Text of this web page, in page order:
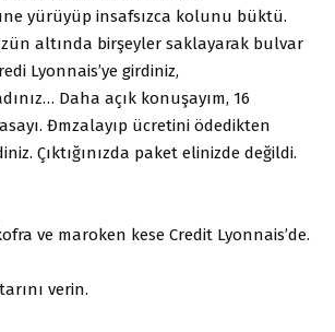
yürüyüp insafsızca kolunu büktü.
altında birşeyler saklayarak bulvar
Lyonnais’ye girdiniz,
Daha açık konuşayım, 16
Đmzalayıp ücretini ödedikten
Çıktığınızda paket elinizde değildi.
ve maroken kese Credit Lyonnais’de.
verin.